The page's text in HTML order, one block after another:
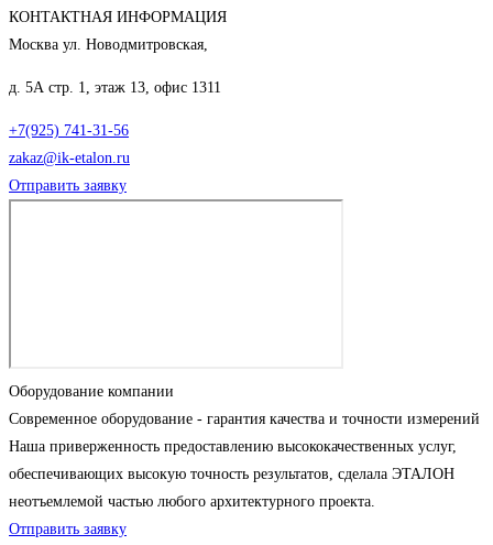
КОНТАКТНАЯ ИНФОРМАЦИЯ
Москва ул. Новодмитровская,
д. 5А стр. 1, этаж 13, офис 1311
+7(925) 741-31-56
zakaz@ik-etalon.ru
Отправить заявку
Оборудование компании
Современное оборудование - гарантия качества и точности измерений
Наша приверженность предоставлению высококачественных услуг,
обеспечивающих высокую точность результатов, сделала ЭТАЛОН
неотъемлемой частью любого архитектурного проекта.
Отправить заявку